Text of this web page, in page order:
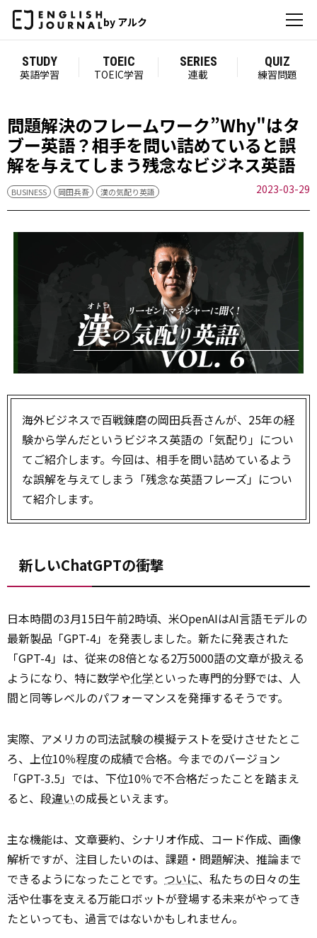
by アルク
STUDY
英語学習
TOEIC
TOEIC学習
SERIES
連載
QUIZ
練習問題
問題解決のフレームワーク”Why"はタ
ブー英語？相手を問い詰めていると誤
解を与えてしまう残念なビジネス英語
BUSINESS 岡田兵吾 漢の気配り英語 2023-03-29
海外ビジネスで百戦錬磨の岡田兵吾さんが、25年の経
験から学んだというビジネス英語の「気配り」につい
てご紹介します。今回は、相手を問い詰めているよう
な誤解を与えてしまう「残念な英語フレーズ」につい
て紹介します。
新しいChatGPTの衝撃
日本時間の3月15日午前2時頃、米OpenAIはAI言語モデルの
最新製品「GPT-4」を発表しました。新たに発表された
「GPT-4」は、従来の8倍となる2万5000語の文章が扱える
ようになり、特に数学や化学といった専門的分野では、人
間と同等レベルのパフォーマンスを発揮するそうです。
実際、アメリカの司法試験の模擬テストを受けさせたとこ
ろ、上位10％程度の成績で合格。今までのバージョン
「GPT-3.5」では、下位10％で不合格だったことを踏まえ
ると、段違いの成長といえます。
主な機能は、文章要約、シナリオ作成、コード作成、画像
解析ですが、注目したいのは、課題・問題解決、推論まで
できるようになったことです。 ついに、私たちの日々の生
活や仕事を支える万能ロボットが登場する未来がやってき
たといっても、過言ではないかもしれません。